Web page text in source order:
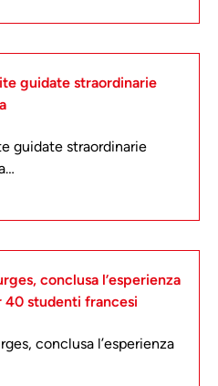
guidate straordinarie
guidate straordinarie
conclusa l’esperienza
40 studenti francesi
conclusa l’esperienza